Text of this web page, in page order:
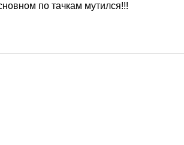
по тачкам мутился!!!